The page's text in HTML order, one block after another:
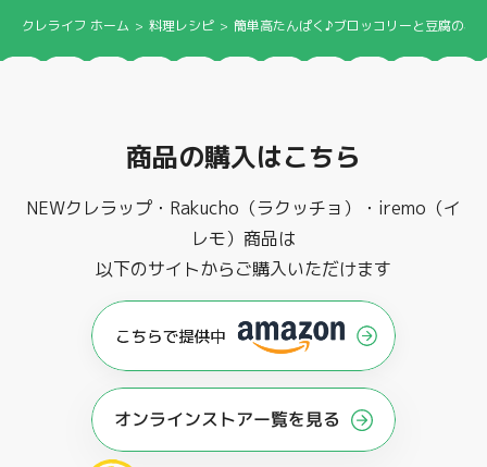
クレライフ ホーム 料理レシピ 簡単高たんぱく♪ブロッコリーと豆腐の卵
商品の購入はこちら
NEWクレラップ・Rakucho（ラクッチョ）・iremo（イ
レモ）商品は
以下のサイトからご購入いただけます
オンラインストアー覧を見る